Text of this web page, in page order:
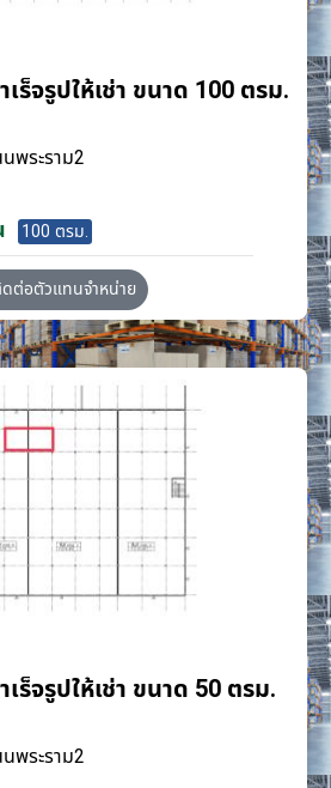
ร็จรูปให้เช่า ขนาด 100 ตรม.
พระราม2
100 ตรม.
ต่อตัวแทนจำหน่าย
ร็จรูปให้เช่า ขนาด 50 ตรม.
พระราม2